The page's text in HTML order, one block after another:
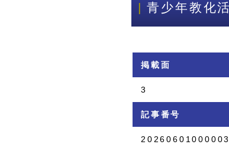
青少年教化
掲載面
3
記事番号